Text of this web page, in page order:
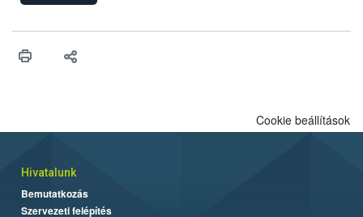
vonni az ebek viselkedésének megítélésében jártas szakértőt.
Cookie beállítások
Hivatalunk
Bemutatkozás
Szervezeti felépítés